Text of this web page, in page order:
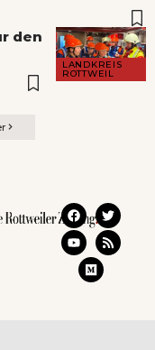
LANDKREIS
ROTTWEIL
den